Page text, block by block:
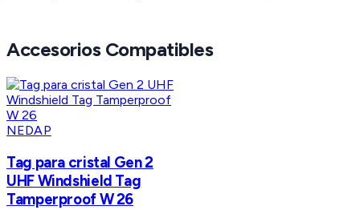
Accesorios Compatibles
NEDAP
Tag para cristal Gen 2
UHF Windshield Tag
Tamperproof W 26